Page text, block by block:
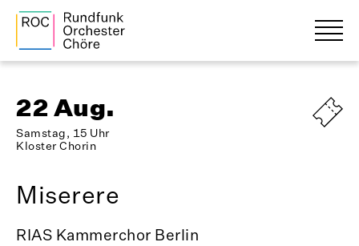
22 Aug.
Samstag, 15 Uhr
Kloster Chorin
Miserere
RIAS Kammerchor Berlin